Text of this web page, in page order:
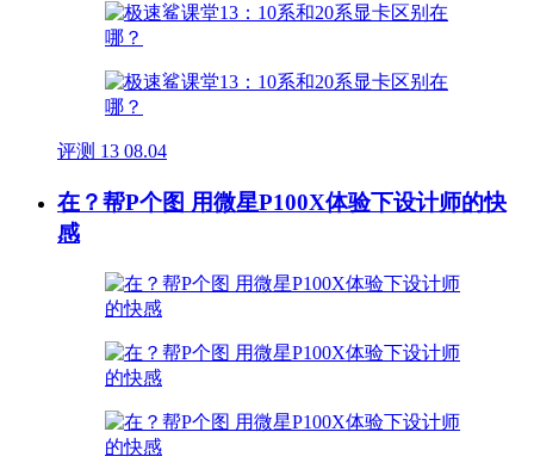
评测 13 08.04
在？帮P个图 用微星P100X体验下设计师的快
感